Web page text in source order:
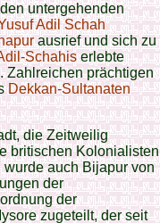
untergehenden
Adil Schah
ausrief und sich zu
Schahiserlebte
Zahlreichen prächtigen
Dekkan-Sultanaten
die Zeitweilig
britischen Kolonialisten
auch Bijapur von
der
der
zugeteilt, der seit